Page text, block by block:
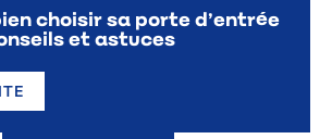
choisir sa porte d’entrée
et astuces